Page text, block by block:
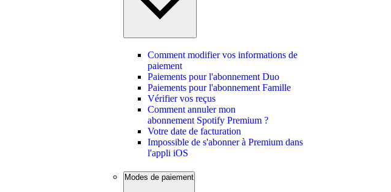
Comment modifier vos informations de
paiement
Paiements pour l'abonnement Duo
Paiements pour l'abonnement Famille
Vérifier vos reçus
Comment annuler mon
abonnement Spotify Premium ?
Votre date de facturation
Impossible de s'abonner à Premium dans
l'appli iOS
Modes de paiement